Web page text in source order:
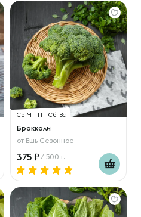
Ср Чт Пт Сб Вс
Брокколи
от Ешь Сезонное
375 / 500 г.